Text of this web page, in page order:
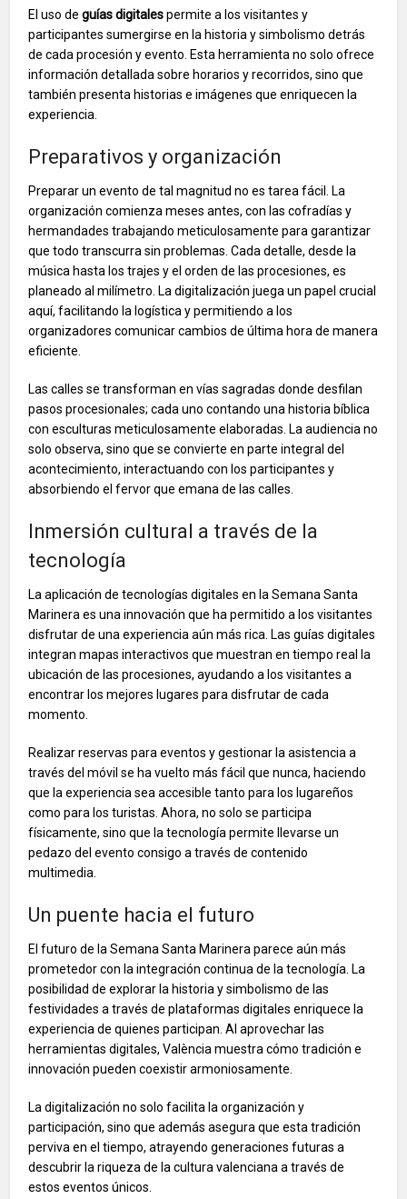
El uso deguías digitalespermite a los visitantes y
participantes sumergirse en la historia y simbolismo detrás
de cada procesión y evento. Esta herramienta no solo ofrece
información detallada sobre horarios y recorridos, sino que
también presenta historias e imágenes que enriquecen la
experiencia.
Preparativos y organización
Preparar un evento de tal magnitud no es tarea fácil. La
organización comienza meses antes, con las cofradías y
hermandades trabajando meticulosamente para garantizar
que todo transcurra sin problemas. Cada detalle, desde la
música hasta los trajes y el orden de las procesiones, es
planeado al milímetro. La digitalización juega un papel crucial
aquí, facilitando la logística y permitiendo a los
organizadores comunicar cambios de última hora de manera
eficiente.
Las calles se transforman en vías sagradas donde desfilan
pasos procesionales; cada uno contando una historia bíblica
con esculturas meticulosamente elaboradas. La audiencia no
solo observa, sino que se convierte en parte integral del
acontecimiento, interactuando con los participantes y
absorbiendo el fervor que emana de las calles.
Inmersión cultural a través de la
tecnología
La aplicación de tecnologías digitales en la Semana Santa
Marinera es una innovación que ha permitido a los visitantes
disfrutar de una experiencia aún más rica. Las guías digitales
integran mapas interactivos que muestran en tiempo real la
ubicación de las procesiones, ayudando a los visitantes a
encontrar los mejores lugares para disfrutar de cada
momento.
Realizar reservas para eventos y gestionar la asistencia a
través del móvil se ha vuelto más fácil que nunca, haciendo
que la experiencia sea accesible tanto para los lugareños
como para los turistas. Ahora, no solo se participa
físicamente, sino que la tecnología permite llevarse un
pedazo del evento consigo a través de contenido
multimedia.
Un puente hacia el futuro
El futuro de la Semana Santa Marinera parece aún más
prometedor con la integración continua de la tecnología. La
posibilidad de explorar la historia y simbolismo de las
festividades a través de plataformas digitales enriquece la
experiencia de quienes participan. Al aprovechar las
herramientas digitales, València muestra cómo tradición e
innovación pueden coexistir armoniosamente.
La digitalización no solo facilita la organización y
participación, sino que además asegura que esta tradición
perviva en el tiempo, atrayendo generaciones futuras a
descubrir la riqueza de la cultura valenciana a través de
estos eventos únicos.